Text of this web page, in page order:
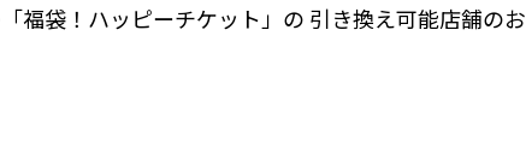
福袋！ハッピーチケット」の 引き換え可能店舗のお